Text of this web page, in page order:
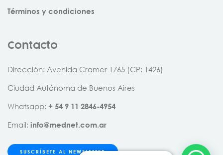
Términos y condiciones
Contacto
Dirección: Avenida Cramer 1765 (CP: 1426)
Ciudad Autónoma de Buenos Aires
Whatsapp: + 54 9 11 2846-4954
Email: info@mednet.com.ar
SUSCRÍBETE AL NEWSLETTER